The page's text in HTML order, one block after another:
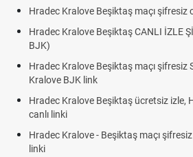
Hradec Kralove Beşiktaş maçı şifresiz
Hradec Kralove Beşiktaş CANLI İZLE
BJK)
Hradec Kralove Beşiktaş maçı şifresiz
Kralove BJK link
Hradec Kralove Beşiktaş ücretsiz izle,
canlı linki
Hradec Kralove - Beşiktaş maçı
linki